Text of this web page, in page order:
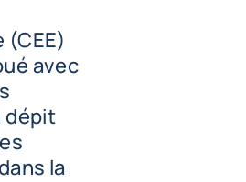
avec
dépit
la